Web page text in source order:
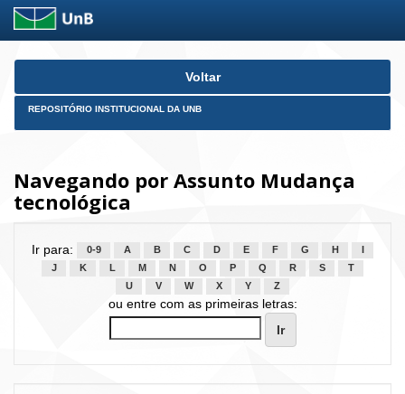
Skip
Voltar
REPOSITÓRIO INSTITUCIONAL DA UNB
Navegando por Assunto Mudança
tecnológica
Ir para: 0-9 A B C D E F G H
J
K L M N O P Q R S
T
U
V W X Y Z
ou entre com as primeiras letras: